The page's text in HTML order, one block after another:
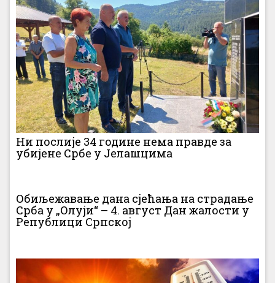
Ни послије 34 године нема правде за
убијене Србе у Јелашцима
Обиљежавање дана сјећања на страдање
Срба у „Олуји“ – 4. август Дан жалости у
Републици Српској